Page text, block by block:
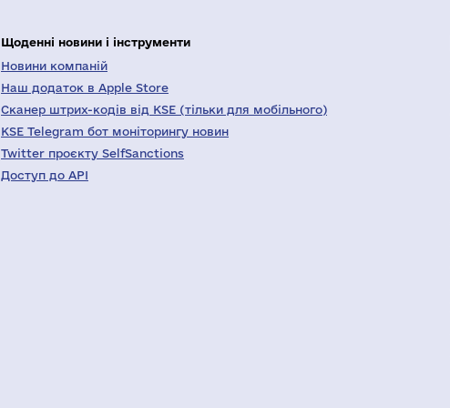
Щоденні новини і інструменти
Новини компаній
Наш додаток в Apple Store
Сканер штрих-кодів від KSE (тільки для мобільного)
KSE Telegram бот моніторингу новин
Twitter проєкту SelfSanctions
Доступ до API